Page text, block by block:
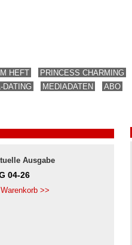
HEFT
PRINCESS CHARMING
DATING MEDIADATEN ABO
Ausgabe
04-26
>>